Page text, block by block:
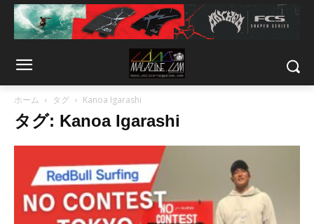
ホーム タグ Kanoa Igarashi
タグ: Kanoa Igarashi